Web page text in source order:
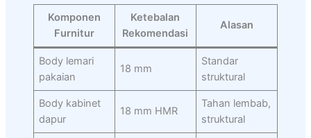
Komponen
Furnitur
Ketebalan
Rekomendasi
Alasan
Body lemari
pakaian
18 mm
Standar
struktural
Body kabinet
dapur
18 mm HMR
Tahan lembab,
struktural